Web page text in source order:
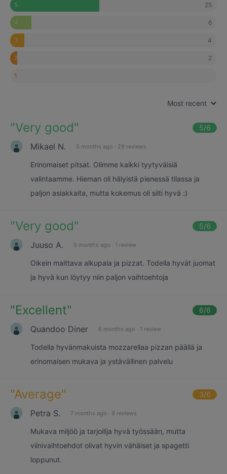
5 25
4 6
3 4
2 2
1
Most recent
"Very good" 5/6
Mikael N. 5 months ago · 29 reviews
Erinomaiset pitsat. Olimme kaikki tyytyväisiä
valintaamme. Hieman oli hälyistä pienessä tilassa ja
paljon asiakkaita, mutta kokemus oli silti hyvä :)
"Very good" 5/6
Juuso A. 5 months ago · 1 review
Oikein maittava alkupala ja pizzat. Todella hyvät juomat
ja hyvä kun löytyy niin paljon vaihtoehtoja
"Excellent" 6/6
Quandoo Diner 6 months ago · 1 review
Todella hyvänmakuista mozzarellaa pizzan päällä ja
erinomaisen mukava ja ystävällinen palvelu
"Average" 3/6
Petra S. 7 months ago · 9 reviews
Mukava miljöö ja tarjoilija hyvä työssään, mutta
viinivaihtoehdot olivat hyvin vähäiset ja spagetti
loppunut.